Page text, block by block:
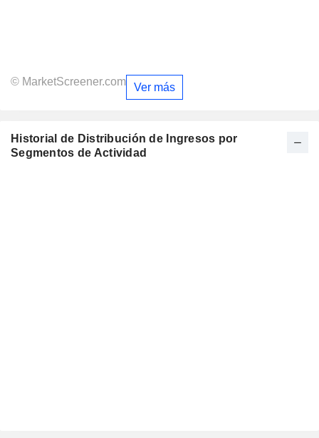
© MarketScreener.com Ver más
Historial de Distribución de Ingresos por
Segmentos de Actividad